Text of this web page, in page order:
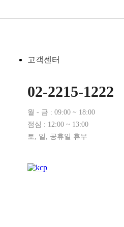
고객센터
02-2215-1222
월 - 금 : 09:00 ~ 18:00
점심 : 12:00 ~ 13:00
토, 일, 공휴일 휴무